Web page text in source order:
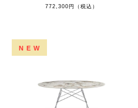
772,300円（税込）
NEW